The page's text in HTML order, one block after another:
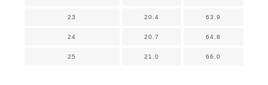
23 20.4 63.9
24 20.7 64.8
25 21.0 66.0